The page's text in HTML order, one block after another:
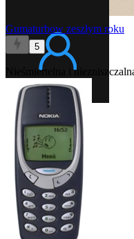
Gumaturbow zeszłym roku
5
Nieśmiertelna i